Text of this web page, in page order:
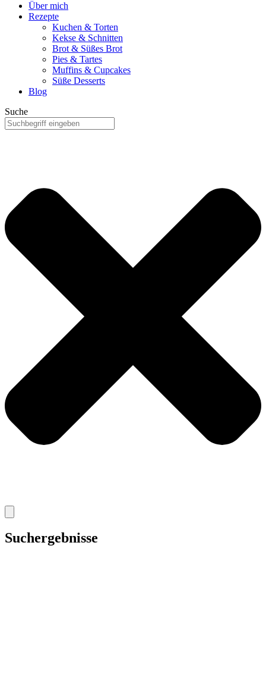
Über mich
Rezepte
Kuchen & Torten
Kekse & Schnitten
Brot & Süßes Brot
Pies & Tartes
Muffins & Cupcakes
Süße Desserts
Blog
Suche
Suchergebnisse